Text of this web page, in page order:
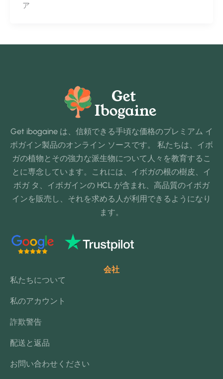
ア
Get ibogaine は、信頼できる手頃な価格のプレミアム イ
ボガイン製品のオンライン ソースです。 私たちは、イボ
ガの植物とその強力な派生物について人々を教育するこ
とに専念しています。これには、イボガの根の樹皮、イ
ボガ タ、イボガインの HCL が含まれ、高品質のイボガ
インを販売し、それを求める人が利用できるようになり
ます。
会社
私たちについて
私のアカウント
詐欺警告
配送と返品
お問い合わせください